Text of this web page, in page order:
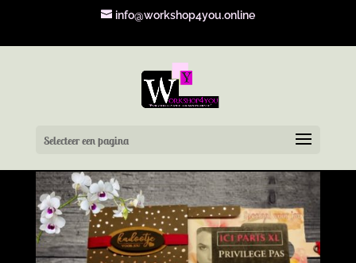
info@workshop4you.online
Selecteer een pagina